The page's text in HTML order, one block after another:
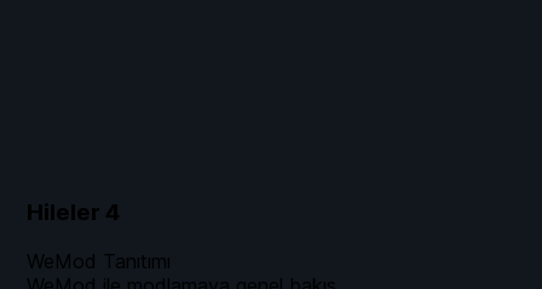
Hileler 4
WeMod Tanıtımı